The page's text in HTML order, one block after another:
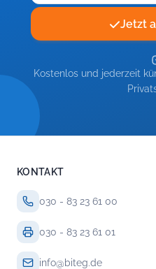
Jetzt
Kostenlos und jederzeit
KONTAKT
030 - 83 23 61 00
030 - 83 23 61 01
info@biteg.de